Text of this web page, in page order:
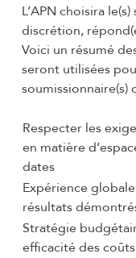
L’APN choisira
discrétion,
Voici un résumé
seront utilisées
soumissionnaire(s)
Respecter les
en matière
dates
Expérience
résultats
Stratégie
efficacité des coûts